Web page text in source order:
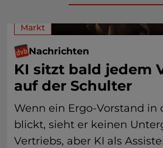
Markt
Nachrichten
KI sitzt bald jedem
auf der Schulter
Wenn ein Ergo-Vorstand in
blickt, sieht er keinen
Vertriebs, aber KI als